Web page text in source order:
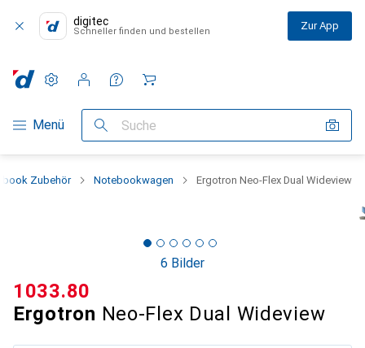
digitec
Schneller finden und bestellen Zur App
Navigation nach Kategorien
Menü Suche
Einstellungen
Kundenkonto
Vergleichslisten
Merklisten
Warenkorb
Zubehör Notebookwagen Ergotron Neo-Flex Dual Wideview
6 Bilder
Ergotron Neo-Flex Dual Wideview
CHF
1033.80